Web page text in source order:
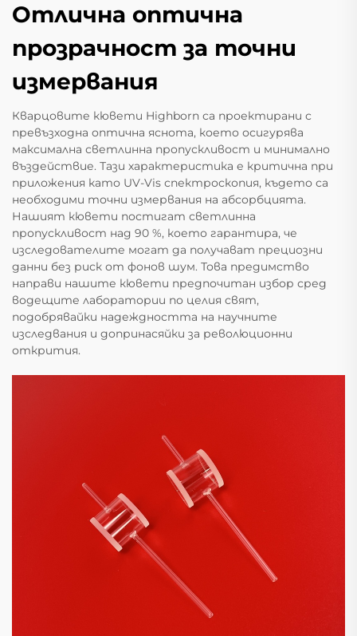
Отлична оптична
прозрачност за точни
измервания
Кварцовите кювети Highborn са проектирани с
превъзходна оптична яснота, което осигурява
максимална светлинна пропускливост и минимално
въздействие. Тази характеристика е критична при
приложения като UV-Vis спектроскопия, където са
необходими точни измервания на абсорбцията.
Нашият кювети постигат светлинна
пропускливост над 90 %, което гарантира, че
изследователите могат да получават прециозни
данни без риск от фонов шум. Това предимство
направи нашите кювети предпочитан избор сред
водещите лаборатории по целия свят,
подобрявайки надеждността на научните
изследвания и допринасяйки за революционни
открития.